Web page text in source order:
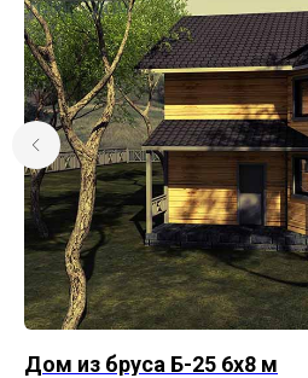
Дом из бруса Б-25 6х8 м